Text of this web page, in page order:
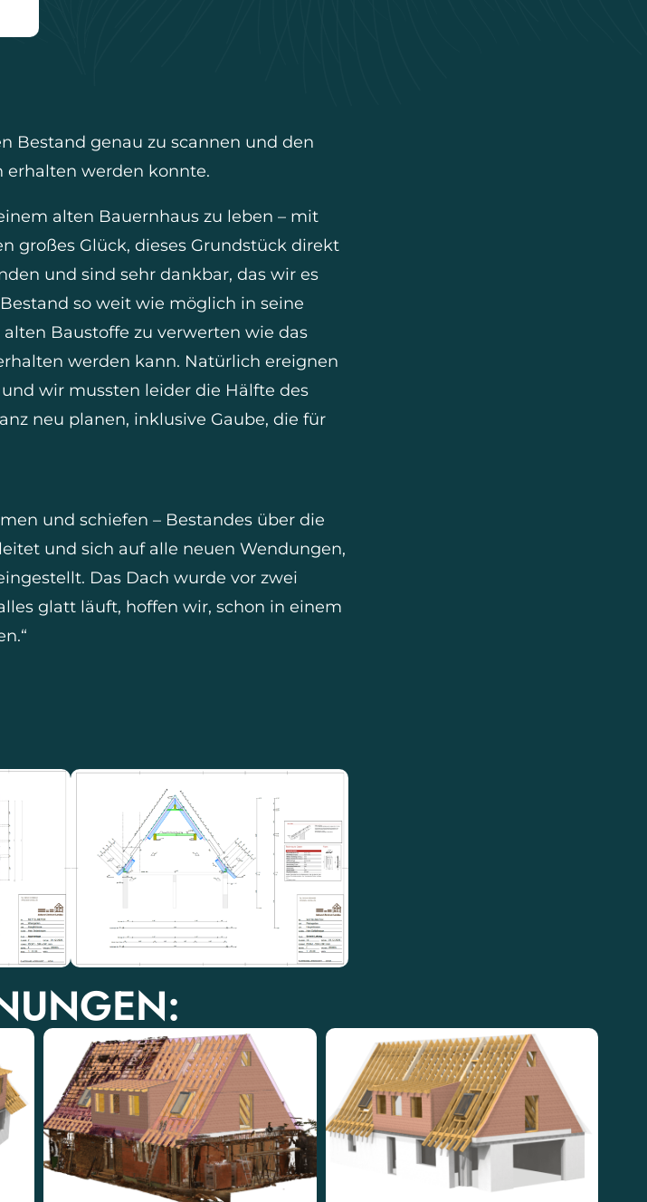
Bestand genau zu scannen und den
erhalten werden konnte.
alten Bauernhaus zu leben – mit
großes Glück, dieses Grundstück direkt
und sind sehr dankbar, das wir es
so weit wie möglich in seine
Baustoffe zu verwerten wie das
werden kann. Natürlich ereignen
wir mussten leider die Hälfte des
neu planen, inklusive Gaube, die für
und schiefen – Bestandes über die
und sich auf alle neuen Wendungen,
Das Dach wurde vor zwei
glatt läuft, hoffen wir, schon in einem